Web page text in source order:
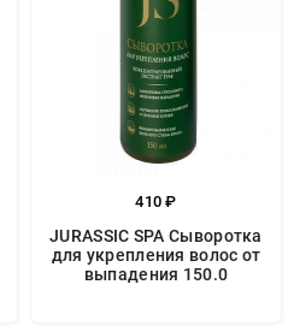
410 ₽
JURASSIC SPA Сыворотка
для укрепления волос от
выпадения 150.0